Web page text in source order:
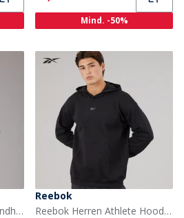
Mind. -50%
Reebok Damen Team Rundhalsausschnitt Sweatshirt Light Grey Heather
Reebok
Reebok Herren Athlete Hoodie Schwarz